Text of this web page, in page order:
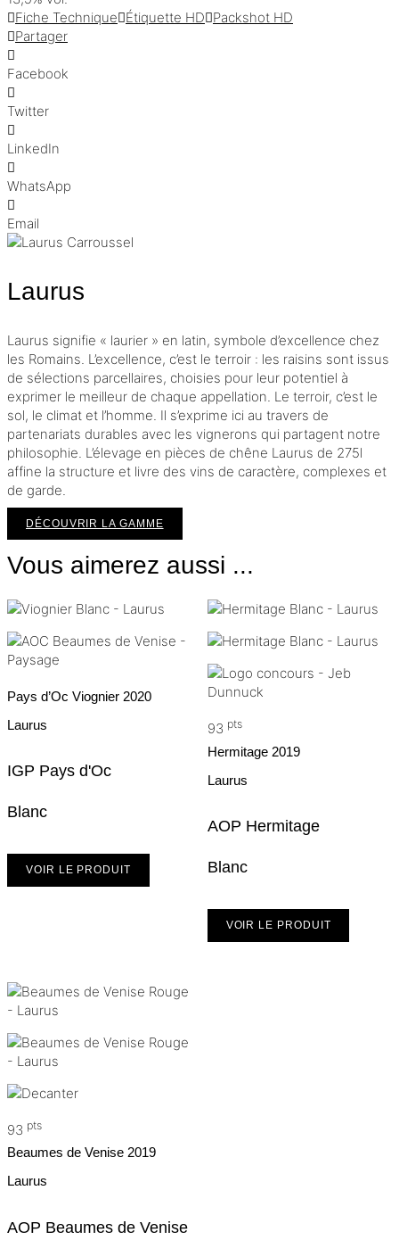
Fiche Technique Étiquette HD Packshot HD
Partager
Facebook
Twitter
LinkedIn
WhatsApp
Email
Laurus
Laurus signifie « laurier » en latin, symbole d’excellence chez
les Romains. L’excellence, c’est le terroir : les raisins sont issus
de sélections parcellaires, choisies pour leur potentiel à
exprimer le meilleur de chaque appellation. Le terroir, c’est le
sol, le climat et l’homme. Il s’exprime ici au travers de
partenariats durables avec les vignerons qui partagent notre
philosophie. L’élevage en pièces de chêne Laurus de 275l
affine la structure et livre des vins de caractère, complexes et
de garde.
DÉCOUVRIR LA GAMME
Vous aimerez aussi ...
Pays d’Oc Viognier 2020
Laurus
IGP Pays d'Oc
Blanc
VOIR LE PRODUIT
93 pts
Hermitage 2019
Laurus
AOP Hermitage
Blanc
VOIR LE PRODUIT
93 pts
Beaumes de Venise 2019
Laurus
AOP Beaumes de Venise